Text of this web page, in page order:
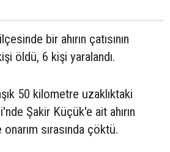
bir ahırın çatısının
öldü, 6 kişi yaralandı.
50 kilometre uzaklıktaki
Şakir Küçük'e ait ahırın
sırasında çöktü.